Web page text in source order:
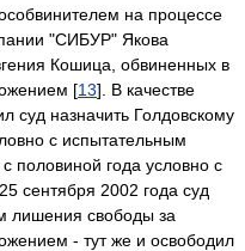
на процессе
"СИБУР" Якова
Кошица, обвиненных в
[13]. В качестве
суд назначить Голдовскому
с испытательным
половиной года условно с
сентября 2002 года суд
лишения свободы за
- тут же и освободил